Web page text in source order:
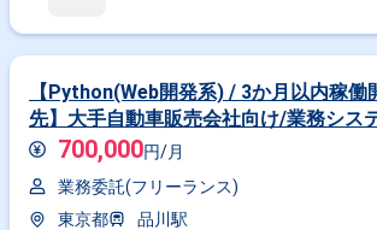
いの案件は取り扱っておりません。
【Python(Web開発系) / 3か月以内稼働
先】大手自動車販売会社向け/業務シス
700,000円/月
業務委託(フリーランス)
東京都
品川駅